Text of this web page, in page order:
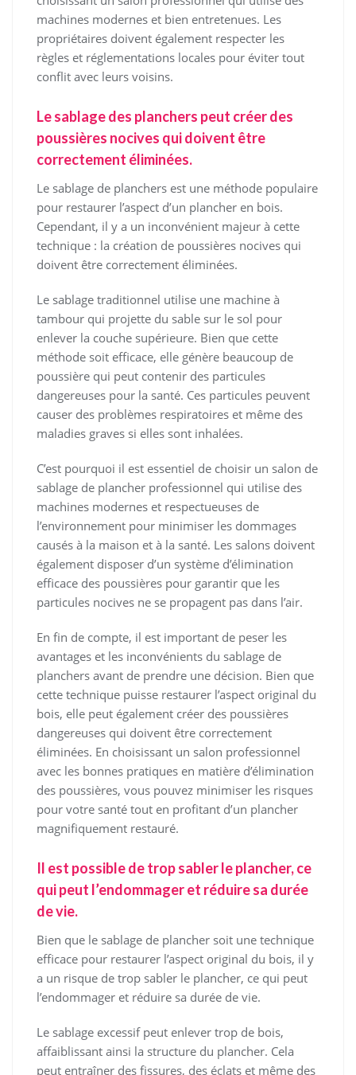
machines modernes et bien entretenues. Les
propriétaires doivent également respecter les
règles et réglementations locales pour éviter tout
conflit avec leurs voisins.
Le sablage des planchers peut créer des
poussières nocives qui doivent être
correctement éliminées.
Le sablage de planchers est une méthode populaire
pour restaurer l’aspect d’un plancher en bois.
Cependant, il y a un inconvénient majeur à cette
technique : la création de poussières nocives qui
doivent être correctement éliminées.
Le sablage traditionnel utilise une machine à
tambour qui projette du sable sur le sol pour
enlever la couche supérieure. Bien que cette
méthode soit efficace, elle génère beaucoup de
poussière qui peut contenir des particules
dangereuses pour la santé. Ces particules peuvent
causer des problèmes respiratoires et même des
maladies graves si elles sont inhalées.
C’est pourquoi il est essentiel de choisir un salon de
sablage de plancher professionnel qui utilise des
machines modernes et respectueuses de
l’environnement pour minimiser les dommages
causés à la maison et à la santé. Les salons doivent
également disposer d’un système d’élimination
efficace des poussières pour garantir que les
particules nocives ne se propagent pas dans l’air.
En fin de compte, il est important de peser les
avantages et les inconvénients du sablage de
planchers avant de prendre une décision. Bien que
cette technique puisse restaurer l’aspect original du
bois, elle peut également créer des poussières
dangereuses qui doivent être correctement
éliminées. En choisissant un salon professionnel
avec les bonnes pratiques en matière d’élimination
des poussières, vous pouvez minimiser les risques
pour votre santé tout en profitant d’un plancher
magnifiquement restauré.
Il est possible de trop sabler le plancher, ce
qui peut l’endommager et réduire sa durée
de vie.
Bien que le sablage de plancher soit une technique
efficace pour restaurer l’aspect original du bois, il y
a un risque de trop sabler le plancher, ce qui peut
l’endommager et réduire sa durée de vie.
Le sablage excessif peut enlever trop de bois,
affaiblissant ainsi la structure du plancher. Cela
peut entraîner des fissures, des éclats et même des